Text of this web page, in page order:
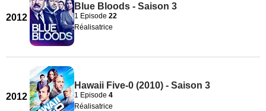
2012
Blue Bloods - Saison 3
1 Episode 22
Réalisatrice
2012
Hawaii Five-0 (2010) - Saison 3
1 Episode 4
Réalisatrice